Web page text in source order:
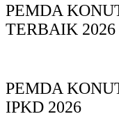
PEMDA
TERBAIK 2026
PEMDA
IPKD 2026